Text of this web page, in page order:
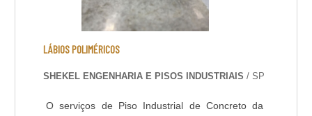
LÁBIOS POLIMÉRICOS
SHEKEL ENGENHARIA E PISOS INDUSTRIAIS / SP
O serviços de Piso Industrial de Concreto da